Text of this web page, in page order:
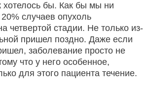
хотелось бы. Как бы мы ни
случаев опухоль
четвертой стадии. Не только из-
пришел поздно. Даже если
заболевание просто не
что у него особенное,
для этого пациента течение.